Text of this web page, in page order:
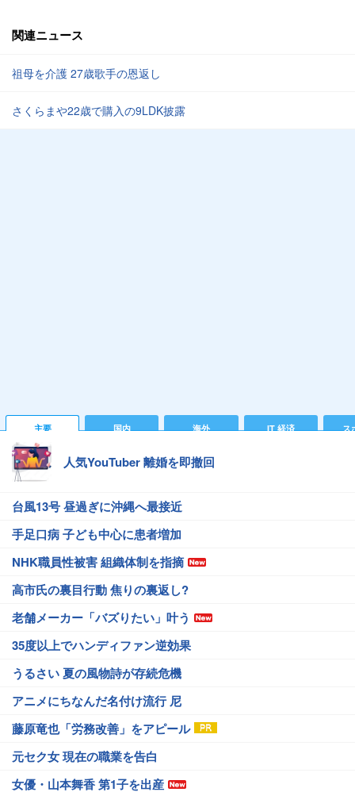
関連ニュース
祖母を介護 27歳歌手の恩返し
さくらまや22歳で購入の9LDK披露
主要 国内 海外 IT 経済 ス
人気YouTuber 離婚を即撤回
台風13号 昼過ぎに沖縄へ最接近
手足口病 子ども中心に患者増加
NHK職員性被害 組織体制を指摘
高市氏の裏目行動 焦りの裏返し?
老舗メーカー「バズりたい」叶う
35度以上でハンディファン逆効果
うるさい 夏の風物詩が存続危機
アニメにちなんだ名付け流行 尼
藤原竜也「労務改善」をアピール
元セク女 現在の職業を告白
女優・山本舞香 第1子を出産